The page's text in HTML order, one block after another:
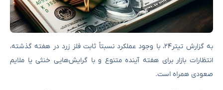
به گزارش تیتر۲۴، با وجود عملکرد نسبتاً ثابت فلز زرد در هفته گذشته،
انتظارات بازار برای هفته آینده متنوع و با گرایش‌هایی خنثی یا ملایم
صعودی همراه است.